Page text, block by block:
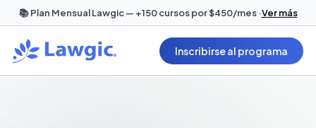
📚 Plan Mensual Lawgic — +150 cursos por $450/mes ·Ver más
Inscribirse al programa